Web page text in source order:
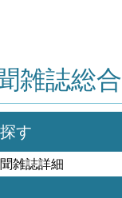
雑誌総
す
雑誌詳細